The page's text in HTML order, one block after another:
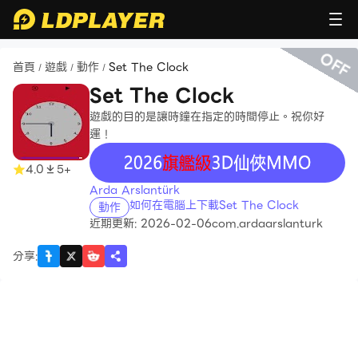
首頁 / 遊戲 / 動作 / Set The Clock
4.0 5+
Set The Clock
遊戲的目的是讓時鐘在指定的時間停止。祝你好
運！
recommend
Arda Arslantürk
動作 如何在電腦上下載Set The Clock
近期更新: 2026-02-06com.ardaarslanturk
分享:
OFF